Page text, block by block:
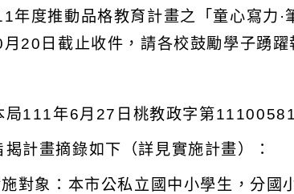
年度推動品格教育計畫之「童心寫力
20日截止收件，請各校鼓勵學子踴躍
局111年6月27日桃教政字第
揭計畫摘錄如下（詳見實施計畫）：
對象：本市公私立國中小學生，分